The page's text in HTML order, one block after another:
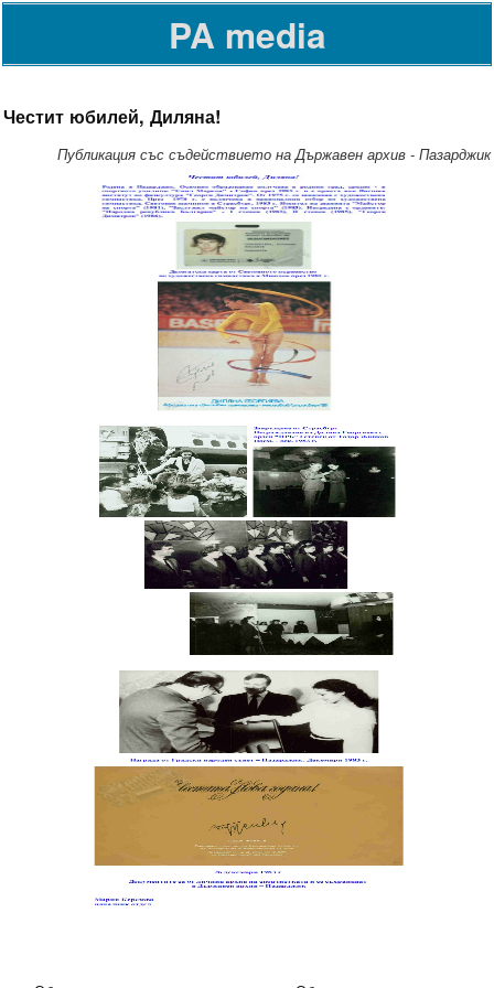
PA media
Честит юбилей, Диляна!
Публикация със съдействието на Държавен архив - Пазарджик